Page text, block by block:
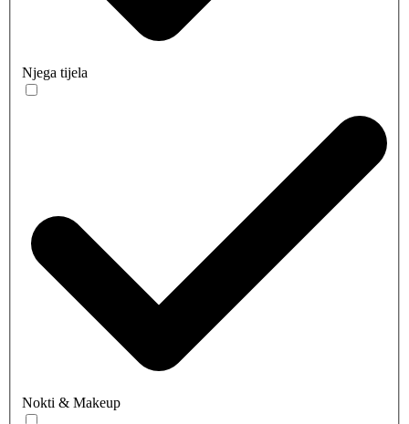
Njega tijela
Nokti & Makeup